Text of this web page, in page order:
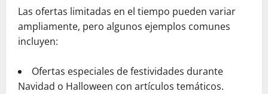
Las ofertas limitadas en el tiempo pueden variar
ampliamente, pero algunos ejemplos comunes
incluyen:
Ofertas especiales de festividades durante
Navidad o Halloween con artículos temáticos.